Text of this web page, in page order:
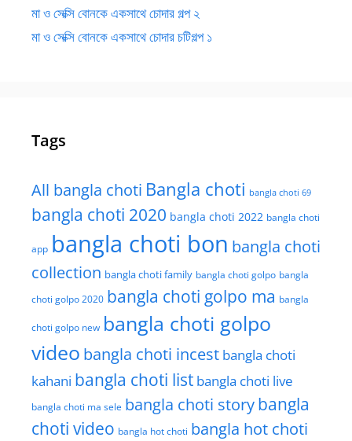
মা ও সেক্সি বোনকে একসাথে চোদার গল্প ২
মা ও সেক্সি বোনকে একসাথে চোদার চটিগল্প ১
Tags
All bangla choti Bangla choti bangla choti 69
bangla choti 2020 bangla choti 2022 bangla choti
app bangla choti bon bangla choti
collection bangla choti family bangla choti golpo bangla
choti golpo 2020 bangla choti golpo ma bangla
choti golpo new bangla choti golpo
video bangla choti incest bangla choti
kahani bangla choti list bangla choti live
bangla choti ma sele bangla choti storybangla
choti video bangla hot choti bangla hot choti